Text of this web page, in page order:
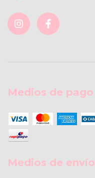
Medios de pago
Medios de envío